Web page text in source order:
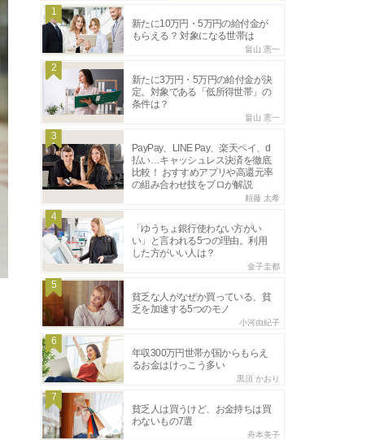
1
新たに10万円・5万円の給付金が
もらえる？ 対象になる世帯は
畠山 憲一
2
新たに3万円・5万円の給付金が決
定。対象である「低所得世帯」の
条件は？
畠山 憲一
3
PayPay、LINE Pay、楽天ペイ、d
払い…キャッシュレス決済を徹底
比較！ おすすめアプリや高還元率
の組み合わせ技をプロが解説
頼藤 太希
4
「ゆうちょ銀行使わない方がい
い」と言われる5つの理由。利用
した方がいい人は？
金子圭都
5
貧乏な人がなぜか買っている、貧
乏を加速する5つのモノ
小河由紀子
6
年収300万円世帯が国からもらえ
るお金はけっこう多い
黒須 かおり
7
貧乏人は買うけど、お金持ちは買
わないもの7選
舟本美子